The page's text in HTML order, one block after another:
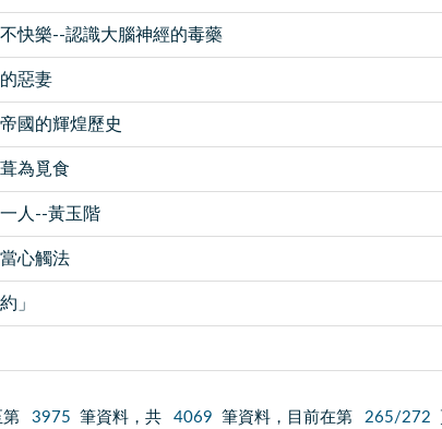
快樂--認識大腦神經的毒藥
惡妻
國的輝煌歷史
為覓食
人--黃玉階
心觸法
」
第 3975 筆資料，共 4069 筆資料，目前在第 265/272